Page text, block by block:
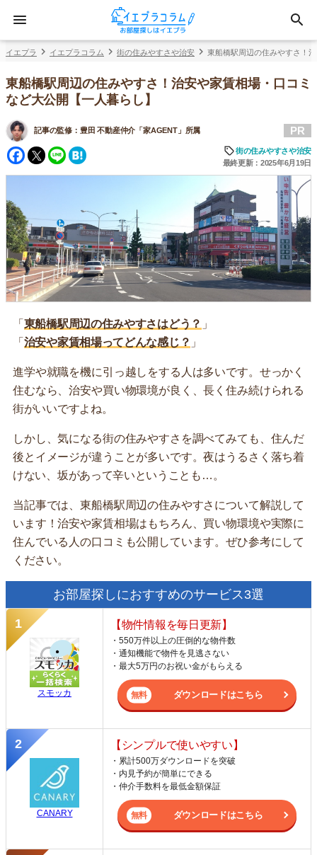
イエプラ イエプラコラム 街の住みやすさや治安 東船橋駅周辺の住みやすさ！
東船橋駅周辺の住みやすさ！治安や家賃相場・口コミ
など大公開【一人暮らし】
記事の監修： 豊田 不動産仲介「家AGENT」所属
Facebook
Twitter
Line
PR
街の住みやすさや治安
最終更新：2025年6月19日
「 東船橋駅周辺の住みやすさはどう？ 」
「 治安や家賃相場ってどんな感じ？ 」
進学や就職を機に引っ越しをする人は多いです。せっかく
住むなら、治安や買い物環境が良く、長く住み続けられる
街がいいですよね。
しかし、気になる街の住みやすさを調べてみても、住んだ
後とイメージが違うことが多いです。夜はうるさく落ち着
けない、坂があって辛いということも…。
当記事では、東船橋駅周辺の住みやすさについて解説して
います！治安や家賃相場はもちろん、買い物環境や実際に
住んでいる人の口コミも公開しています。ぜひ参考にして
ください。
お部屋探しにおすすめのサービス3選
スモッカ
【物件情報を毎日更新】
・550万件以上の圧倒的な物件数
・通知機能で物件を見逃さない
・最大5万円のお祝い金がもらえる
ダウンロードはこちら
CANARY
【シンプルで使いやすい】
・累計500万ダウンロードを突破
・内見予約が簡単にできる
・仲介手数料を最低金額保証
ダウンロードはこちら